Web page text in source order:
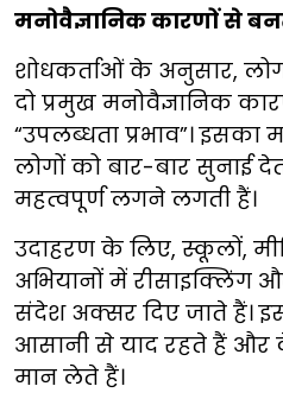
मनोवैज्ञानिक कारणों से
शोधकर्ताओं के अनुसार,
दो प्रमुख मनोवैज्ञानिक
“उपलब्धता प्रभाव”।
लोगों को बार-बार सुनाई
महत्वपूर्ण लगने लगती हैं।
उदाहरण के लिए, स्कूलों,
अभियानों में रीसाइक्लिंग
संदेश अक्सर दिए जाते हैं।
आसानी से याद रहते हैं और
मान लेते हैं।